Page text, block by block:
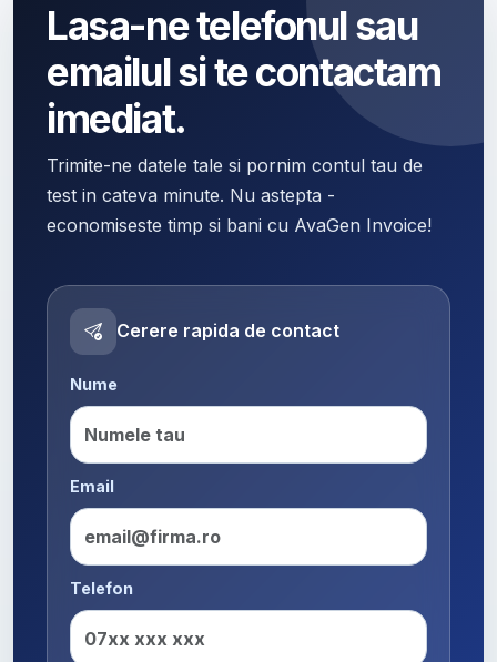
Lasa-ne telefonul sau
emailul si te contactam
imediat.
Trimite-ne datele tale si pornim contul tau de
test in cateva minute. Nu astepta -
economiseste timp si bani cu AvaGen Invoice!
Cerere rapida de contact
Nume
Email
Telefon